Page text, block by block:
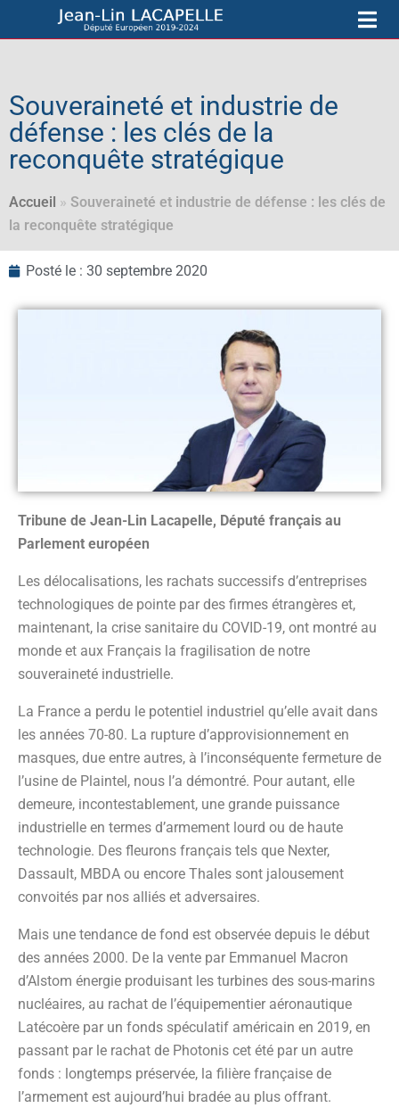
Souveraineté et industrie de
défense : les clés de la
reconquête stratégique
Accueil » Souveraineté et industrie de défense : les clés de
la reconquête stratégique
Posté le : 30 septembre 2020
Tribune de Jean-Lin Lacapelle, Député français au
Parlement européen
Les délocalisations, les rachats successifs d’entreprises
technologiques de pointe par des firmes étrangères et,
maintenant, la crise sanitaire du COVID-19, ont montré au
monde et aux Français la fragilisation de notre
souveraineté industrielle.
La France a perdu le potentiel industriel qu’elle avait dans
les années 70-80. La rupture d’approvisionnement en
masques, due entre autres, à l’inconséquente fermeture de
l’usine de Plaintel, nous l’a démontré. Pour autant, elle
demeure, incontestablement, une grande puissance
industrielle en termes d’armement lourd ou de haute
technologie. Des fleurons français tels que Nexter,
Dassault, MBDA ou encore Thales sont jalousement
convoités par nos alliés et adversaires.
Mais une tendance de fond est observée depuis le début
des années 2000. De la vente par Emmanuel Macron
d’Alstom énergie produisant les turbines des sous-marins
nucléaires, au rachat de l’équipementier aéronautique
Latécoère par un fonds spéculatif américain en 2019, en
passant par le rachat de Photonis cet été par un autre
fonds : longtemps préservée, la filière française de
l’armement est aujourd’hui bradée au plus offrant.